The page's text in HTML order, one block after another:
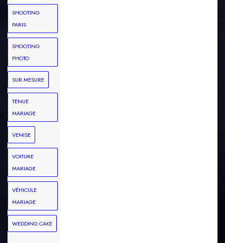
SHOOTING
PARIS
SHOOTING
PHOTO
SUR MESURE
TENUE
MARIAGE
VENISE
VOITURE
MARIAGE
VÉHICULE
MARIAGE
WEDDING CAKE